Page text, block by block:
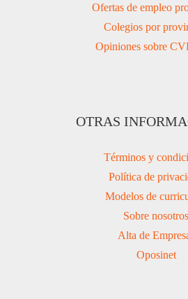
Ofertas de empleo
Colegios por
Opiniones sobre
OTRAS
Términos y
Política de
Modelos de
Sobre nosotros
Alta de
Oposinet